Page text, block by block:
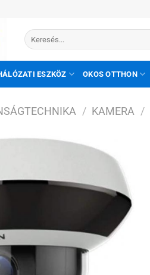
Keresés
a
ESZKÖZ OKOS OTTHON
/ KAMERA /
Hozzáadás
a
kívánságlistához